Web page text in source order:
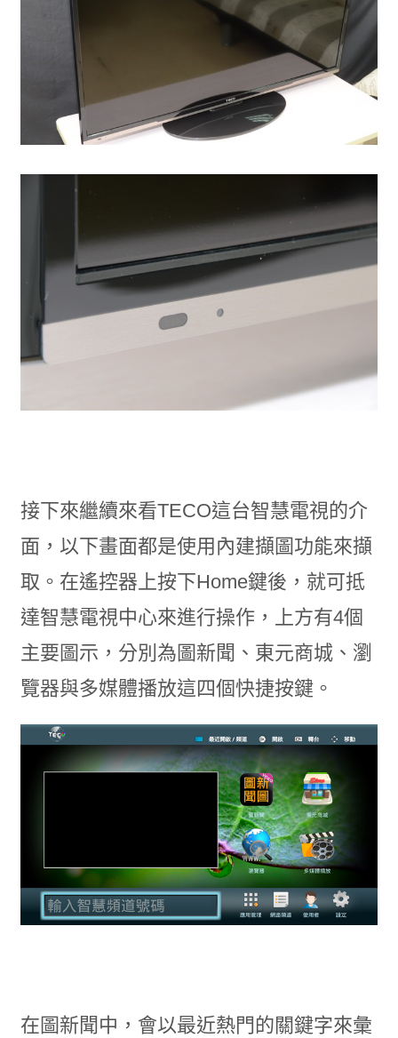
接下來繼續來看TECO這台智慧電視的介
面，以下畫面都是使用內建擷圖功能來擷
取。在遙控器上按下Home鍵後，就可抵
達智慧電視中心來進行操作，上方有4個
主要圖示，分別為圖新聞、東元商城、瀏
覽器與多媒體播放這四個快捷按鍵。
在圖新聞中，會以最近熱門的關鍵字來彙